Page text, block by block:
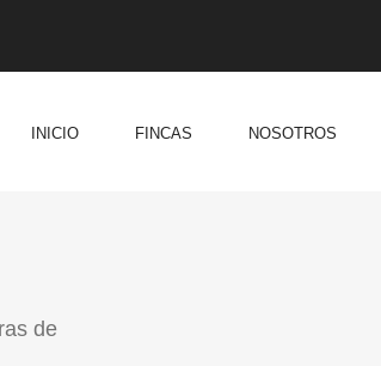
INICIO FINCAS NOSOTROS